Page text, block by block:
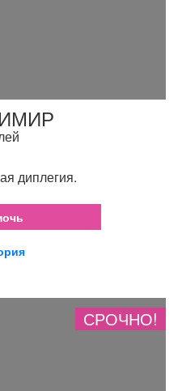
диплегия.
СРОЧНО!